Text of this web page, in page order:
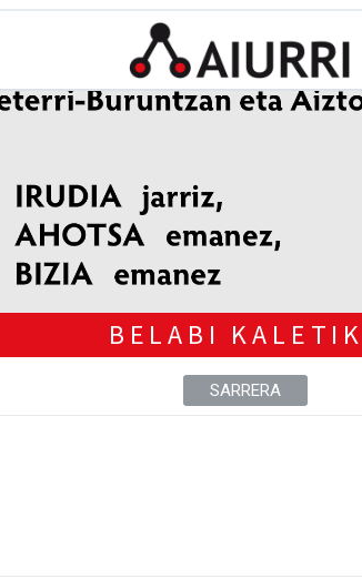
BELABI KALETIK
SARRERA